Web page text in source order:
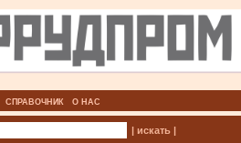
СПРАВОЧНИК О НАС
| искать |